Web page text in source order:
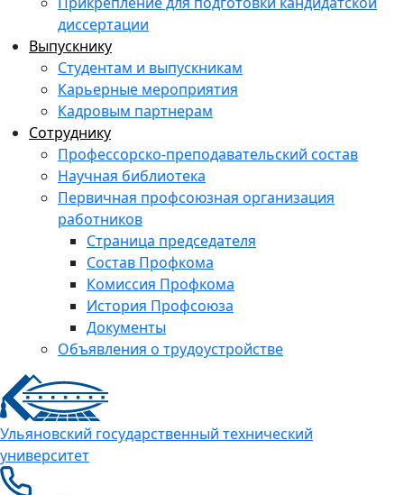
диссертации
Выпускнику
Студентам и выпускникам
Карьерные мероприятия
Кадровым партнерам
Сотруднику
Профессорско-преподавательский состав
Научная библиотека
Первичная профсоюзная организация
работников
Страница председателя
Состав Профкома
Комиссия Профкома
История Профсоюза
Документы
Объявления о трудоустройстве
Ульяновский государственный технический
университет